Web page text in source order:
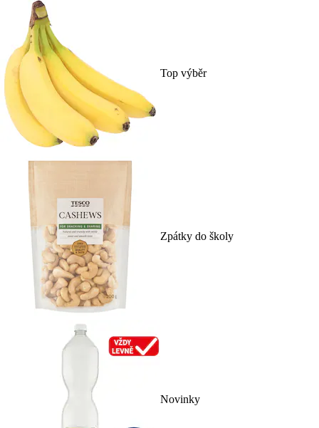
Top výběr
Zpátky do školy
Novinky